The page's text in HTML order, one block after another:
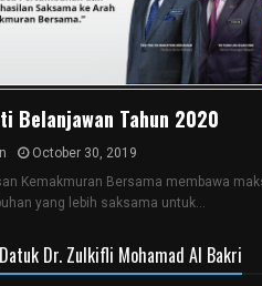
Belanjawan Tahun 2020
October 30, 2019
Kemakmuran Bersama membawa
yang lebih saksama untuk…
Dr. Zulkifli Mohamad Al Bakri